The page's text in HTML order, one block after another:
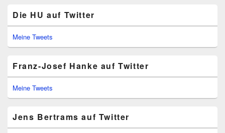
Die HU auf Twitter
Meine Tweets
Franz-Josef Hanke auf Twitter
Meine Tweets
Jens Bertrams auf Twitter